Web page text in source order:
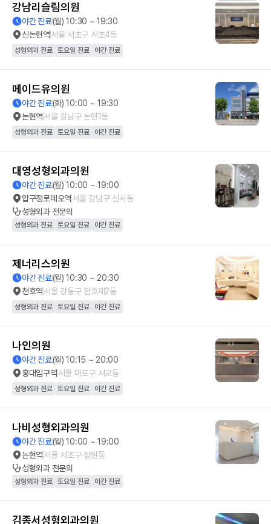
강남리슬림의원
야간 진료(월) 10:30 ~ 19:30
신논현역서울 서초구 서초4동
성형외과 진료 토요일 진료 야간 진료
메이드유의원
야간 진료(화) 10:00 ~ 19:30
논현역서울 강남구 논현1동
성형외과 진료 토요일 진료 야간 진료
대영성형외과의원
야간 진료(월) 10:00 ~ 19:00
압구정로데오역서울 강남구 신사동
성형외과전문의
성형외과 진료 토요일 진료 야간 진료
제너리스의원
야간 진료(월) 10:30 ~ 20:30
천호역서울 강동구 천호제2동
성형외과 진료 토요일 진료 야간 진료
나인의원
야간 진료(월) 10:15 ~ 20:00
홍대입구역서울 마포구 서교동
성형외과 진료 토요일 진료 야간 진료
나비성형외과의원
야간 진료(월) 10:00 ~ 19:00
논현역서울 서초구 잠원동
성형외과전문의
성형외과 진료 토요일 진료 야간 진료
김종서성형외과의원